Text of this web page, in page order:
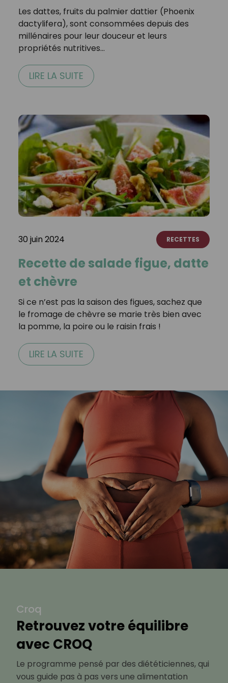
Les dattes, fruits du palmier dattier (Phoenix
dactylifera), sont consommées depuis des
millénaires pour leur douceur et leurs
propriétés nutritives…
LIRE LA SUITE
30 juin 2024 RECETTES
Recette de salade figue, datte
et chèvre
Si ce n’est pas la saison des figues, sachez que
le fromage de chèvre se marie très bien avec
la pomme, la poire ou le raisin frais !
LIRE LA SUITE
Croq
Retrouvez votre équilibre
avec CROQ
Le programme pensé par des diététiciennes, qui
vous guide pas à pas vers une alimentation